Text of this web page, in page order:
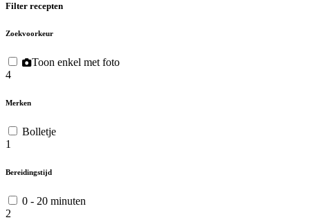
Filter recepten
Zoekvoorkeur
Toon enkel met foto
4
Merken
Bolletje
1
Bereidingstijd
0 - 20 minuten
2